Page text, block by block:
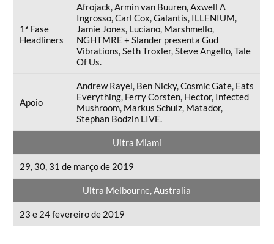
1ª Fase
Headliners
Afrojack, Armin van Buuren, Axwell Λ
Ingrosso, Carl Cox, Galantis, ILLENIUM,
Jamie Jones, Luciano, Marshmello,
NGHTMRE + Slander presenta Gud
Vibrations, Seth Troxler, Steve Angello, Tale
Of Us.
Apoio
Andrew Rayel, Ben Nicky, Cosmic Gate, Eats
Everything, Ferry Corsten, Hector, Infected
Mushroom, Markus Schulz, Matador,
Stephan Bodzin LIVE.
Ultra Miami
29, 30, 31 de março de 2019
Ultra Melbourne, Australia
23 e 24 fevereiro de 2019